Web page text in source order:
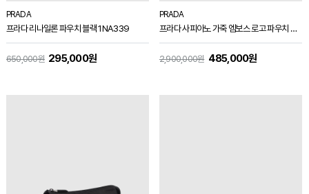
PRADA
프라다 리나일론 파우치 블랙 1NA339
650,000원 295,000원
PRADA
프라다 사피아노 가죽 엠보스 로고 파우치 블랙 2VF039
2,900,000원 485,000원